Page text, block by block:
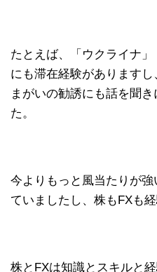
たとえば、「ウクライナ
にも滞在経験があります
まがいの勧誘にも話を聞
た。
今よりもっと風当たりが
ていましたし、株もFXも経
株とFXは知識とスキルと